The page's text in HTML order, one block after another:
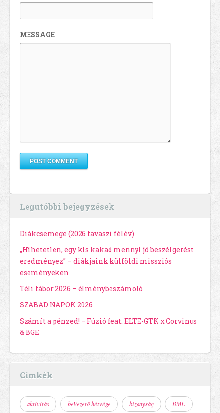
MESSAGE
Legutóbbi bejegyzések
Diákcsemege (2026 tavaszi félév)
„Hihetetlen, egy kis kakaó mennyi jó beszélgetést
eredményez” – diákjaink külföldi missziós
eseményeken
Téli tábor 2026 – élménybeszámoló
SZABAD NAPOK 2026
Számít a pénzed! – Fúzió feat. ELTE-GTK x Corvinus
& BGE
Címkék
aktivitás beVezető hétvége bizonyság BME